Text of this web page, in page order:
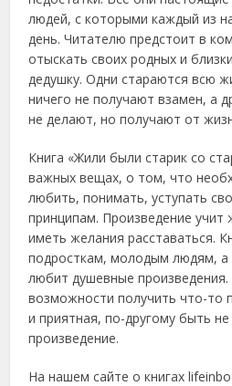
людей, с которыми каждый из
день. Читателю предстоит в
отыскать своих родных и
дедушку. Одни стараются всю
ничего не получают взамен, а
не делают, но получают от
Книга «Жили были старик со
важных вещах, о том, что
любить, понимать, уступать
принципам. Произведение учит
иметь желания расставаться.
подросткам, молодым людям, а
любит душевные
возможности получить что-то
и приятная, по-другому быть
произведение.
На нашем сайте о книгах